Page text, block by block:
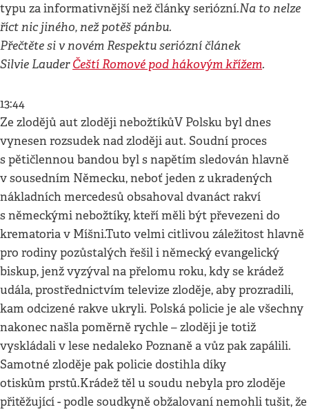
typu za informativnější než články seriózní.Na to nelze
říct nic jiného, než potěš pánbu.
Přečtěte si v novém Respektu seriózní článek
Silvie LauderČeští Romové pod hákovým křížem.
13:44
Ze zlodějů aut zloději nebožtíkůV Polsku byl dnes
vynesen rozsudek nad zloději aut. Soudní proces
s pětičlennou bandou byl s napětím sledován hlavně
v sousedním Německu, neboť jeden z ukradených
nákladních mercedesů obsahoval dvanáct rakví
s německými nebožtíky, kteří měli být převezeni do
krematoria v Míšni.Tuto velmi citlivou záležitost hlavně
pro rodiny pozůstalých řešil i německý evangelický
biskup, jenž vyzýval na přelomu roku, kdy se krádež
udála, prostřednictvím televize zloděje, aby prozradili,
kam odcizené rakve ukryli. Polská policie je ale všechny
nakonec našla poměrně rychle – zloději je totiž
vyskládali v lese nedaleko Poznaně a vůz pak zapálili.
Samotné zloděje pak policie dostihla díky
otiskům prstů.Krádež těl u soudu nebyla pro zloděje
přitěžující - podle soudkyně obžalovaní nemohli tušit, že